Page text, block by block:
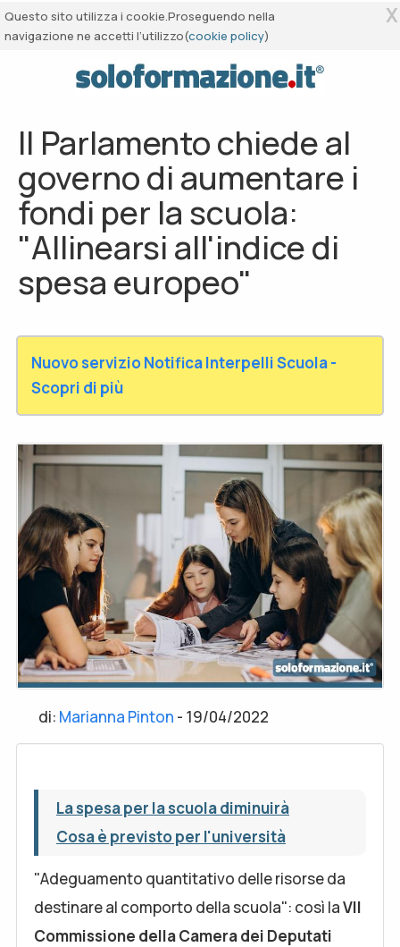
Questo sito utilizza i cookie.Proseguendo nella
navigazione ne accetti l’utilizzo(cookie policy)
X
Il Parlamento chiede al
governo di aumentare i
fondi per la scuola:
"Allinearsi all'indice di
spesa europeo"
Nuovo servizio Notifica Interpelli Scuola -
Scopri di più
di: Marianna Pinton - 19/04/2022
La spesa per la scuola diminuirà
Cosa è previsto per l'università
"Adeguamento quantitativo delle risorse da
destinare al comporto della scuola": così laVII
Commissione della Camera dei Deputati